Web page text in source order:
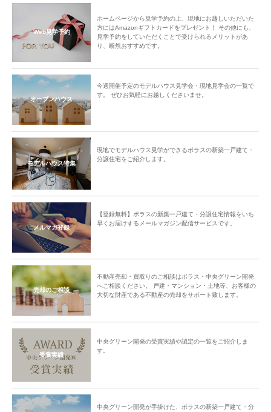
Web見学予約
ホームページから見学予約の上、現地にお越しいただいた
方にはAmazonギフトカードをプレゼント！ その他にも、
見学予約をしていただくことで受けられるメリットがあ
り、断然おすすめです。
オープンハウス
今週開催予定のモデルハウス見学会・現地見学会の一覧で
す。 ぜひお気軽にお越しくださいませ。
モデルハウス特集
現地でモデルハウス見学ができるポラスの新築一戸建て・
分譲住宅をご紹介します。
メルマガ登録
【登録無料】ポラスの新築一戸建て・分譲住宅情報をいち
早くお届けするメールマガジン配信サービスです。
売却のご相談
不動産売却・買取りのご相談はポラス・中央グリーン開発
へご相談ください。 戸建・マンション・土地等、お客様の
大切な財産である不動産の売却をサポート致します。
受賞実績
中央グリーン開発の受賞実績や認定の一覧をご紹介しま
す。
中央グリーン開発が手掛けた、ポラスの新築一戸建て・分